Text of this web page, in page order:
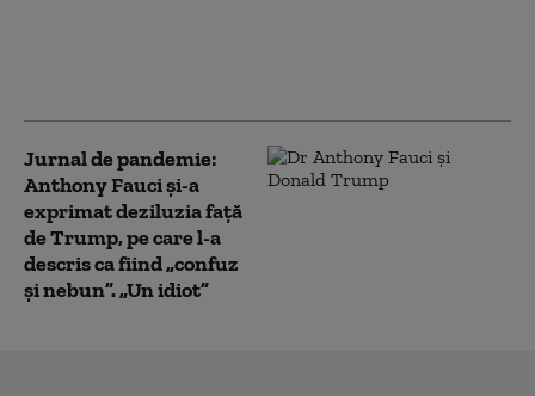
Jurnal de pandemie:
Anthony Fauci și-a
exprimat deziluzia față
de Trump, pe care l-a
descris ca fiind „confuz
și nebun”. „Un idiot”